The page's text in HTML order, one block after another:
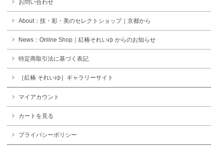
お問い合わせ
About：技・彩・美のセレクトショップ｜京都から
News：Online Shop｜紅椿それいゆ からのお知らせ
特定商取引法に基づく表記
［紅椿 それいゆ］ギャラリーサイト
マイアカウント
カートを見る
プライバシーポリシー